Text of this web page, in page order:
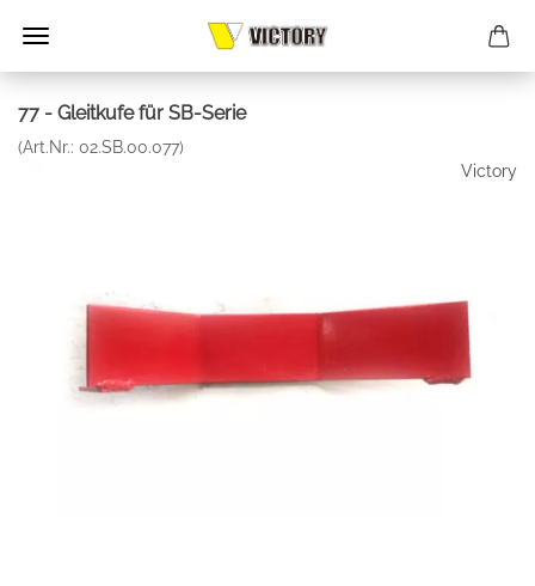
77 - Gleitkufe für SB-Serie
(Art.Nr.: 02.SB.00.077)
Victory